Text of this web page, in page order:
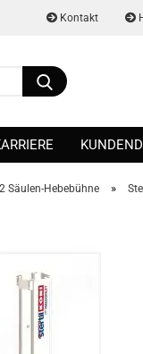
Kontakt
Passwort vergessen?
2 Säulen-Hebebühne »